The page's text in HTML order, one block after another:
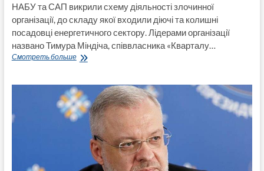
НАБУ та САП викрили схему діяльності злочинної
організації, до складу якої входили діючі та колишні
посадовці енергетичного сектору. Лідерами організації
названо Тимура Міндіча, співвласника «Кварталу…
Смотреть большеНАБУ
викрили
схему:
Співвласника
«Кварталу
Міндіча
Цукермана